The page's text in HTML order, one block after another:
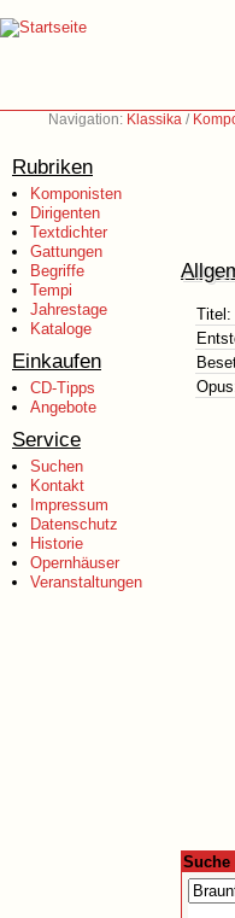
Navigation: Klassika /
Rubriken
Komponisten
Dirigenten
Textdichter
Gattungen
Begriffe
Tempi
Jahrestage
Kataloge
Einkaufen
CD-Tipps
Angebote
Service
Suchen
Kontakt
Impressum
Datenschutz
Historie
Opernhäuser
Veranstaltungen
Titel:
Suche